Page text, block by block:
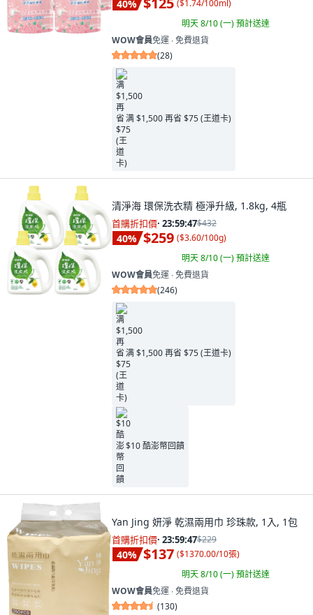
40% ($1.74/100ml)
明天 8/10 (一)預計送達
WOW會員免運 ∙ 免費退貨
(28)
满 $1,500 再省 $75 (王道卡)
清淨海 環保洗衣精 極淨升級, 1.8kg, 4瓶
首購折扣價· 23:59:45$432
40% $259 ($3.60/100g)
明天 8/10 (一)預計送達
WOW會員免運 ∙ 免費退貨
(246)
满 $1,500 再省 $75 (王道卡)
$10 酷澎幣回饋
Yan Jing 妍淨 乾濕兩用巾 珍珠款, 1入, 1包
首購折扣價· 23:59:45$229
40% $137 ($1370.00/10張)
明天 8/10 (一)預計送達
WOW會員免運 ∙ 免費退貨
(130)